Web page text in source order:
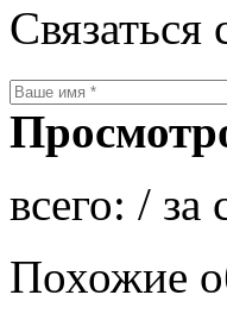
Связаться
всего: / за
Похожие